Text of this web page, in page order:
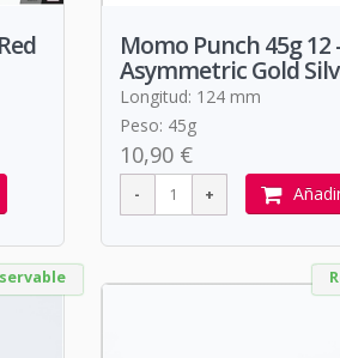
Momo Punch 45g 12
Asymmetric Gold
Longitud: 124 mm
Peso: 45g
10,90 €